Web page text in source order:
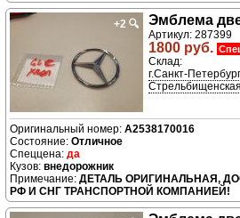
+2 🔍 Эмблема
Артикул: 287399
1800 руб.
Склад:
г.Санкт-
A2538170016
Отличное
да
внедорожник
ДЕТАЛЬ ОРИГИНАЛЬНАЯ,
РФ И СНГ ТРАНСПОРТНОЙ КОМПАНИЕЙ!